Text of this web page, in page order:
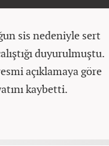
sis nedeniyle sert
duyurulmuştu.
açıklamaya göre
kaybetti.